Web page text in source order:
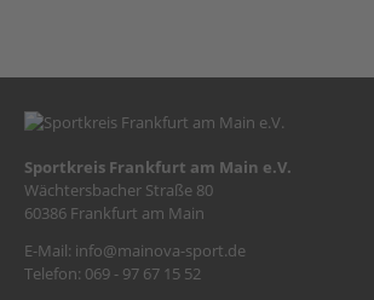
Sportkreis Frankfurt am Main e.V.
Wächtersbacher Straße 80
60386 Frankfurt am Main
E-Mail: info@mainova-sport.de
Telefon: 069 - 97 67 15 52